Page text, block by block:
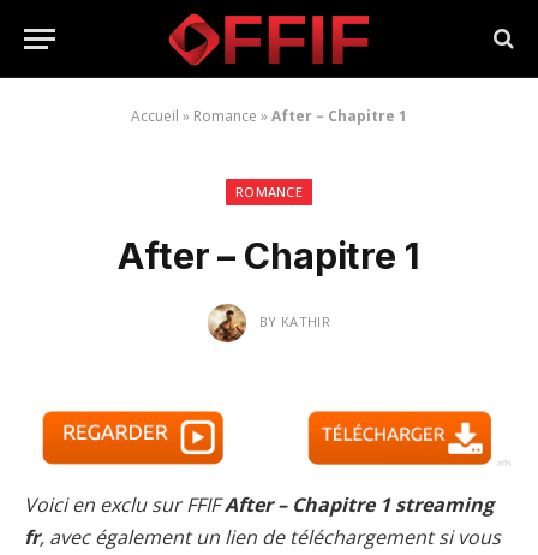
Accueil » Romance »After – Chapitre 1
ROMANCE
After – Chapitre 1
BY KATHIR
Voici en exclu sur FFIFAfter – Chapitre 1 streaming
fr, avec également un lien de téléchargement si vous